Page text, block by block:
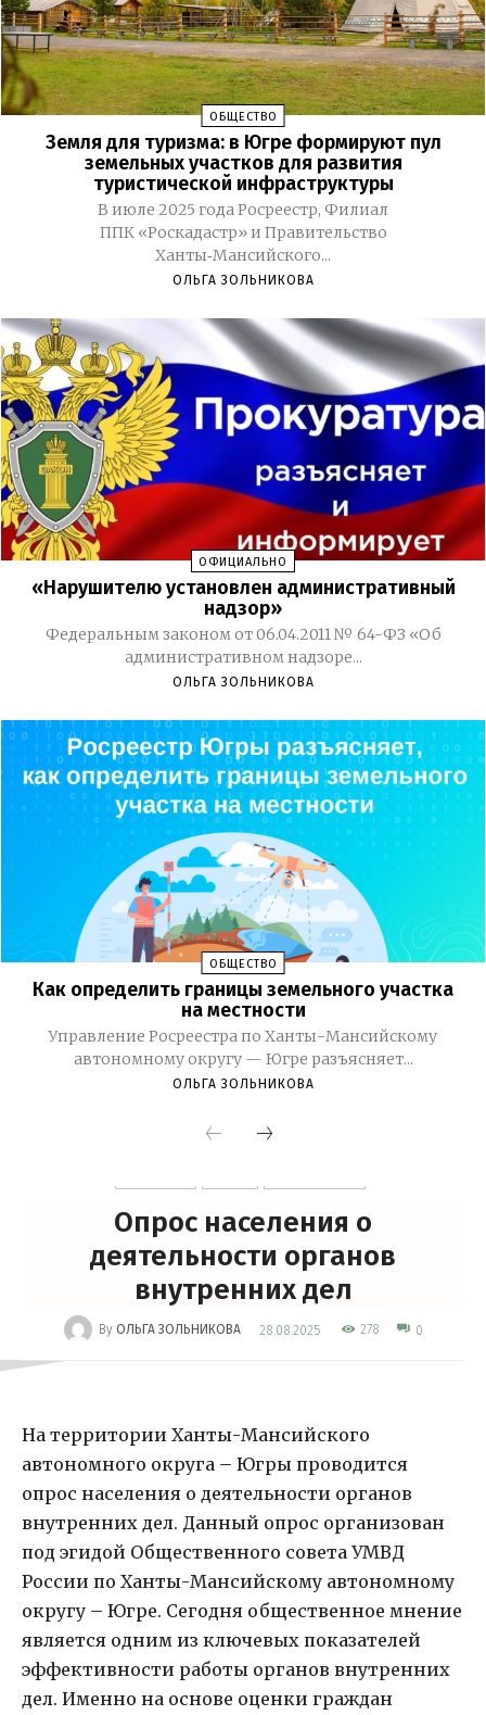
ОБЩЕСТВО
Земля для туризма: в Югре формируют пул
земельных участков для развития
туристической инфраструктуры
В июле 2025 года Росреестр, Филиал
ППК «Роскадастр» и Правительство
Ханты‑Мансийского...
ОЛЬГА ЗОЛЬНИКОВА
ОФИЦИАЛЬНО
«Нарушителю установлен административный
надзор»
Федеральным законом от 06.04.2011 № 64-ФЗ «Об
административном надзоре...
ОЛЬГА ЗОЛЬНИКОВА
ОБЩЕСТВО
Как определить границы земельного участка
на местности
Управление Росреестра по Ханты-Мансийскому
автономному округу — Югре разъясняет...
ОЛЬГА ЗОЛЬНИКОВА